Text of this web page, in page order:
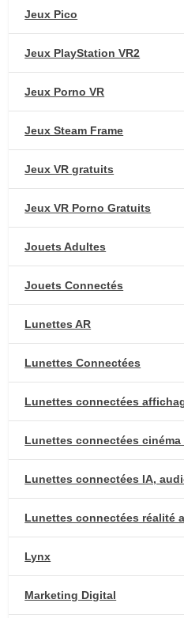
Jeux Pico
Jeux PlayStation VR2
Jeux Porno VR
Jeux Steam Frame
Jeux VR gratuits
Jeux VR Porno Gratuits
Jouets Adultes
Jouets Connectés
Lunettes AR
Lunettes Connectées
Lunettes connectées
Lunettes connectées
Lunettes connectées IA,
Lunettes connectées réalité
Lynx
Marketing Digital